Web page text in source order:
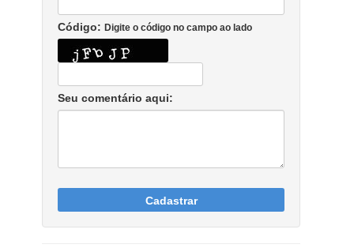
Código: Digite o código no campo ao lado
Seu comentário aqui:
Cadastrar